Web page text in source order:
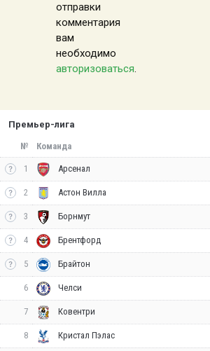
отправки
комментария
вам
необходимо
авторизоваться.
Премьер-лига
№ Команда
1 Арсенал
2 Астон Вилла
3 Борнмут
4 Брентфорд
5 Брайтон
6 Челси
7 Ковентри
8 Кристал Пэлас